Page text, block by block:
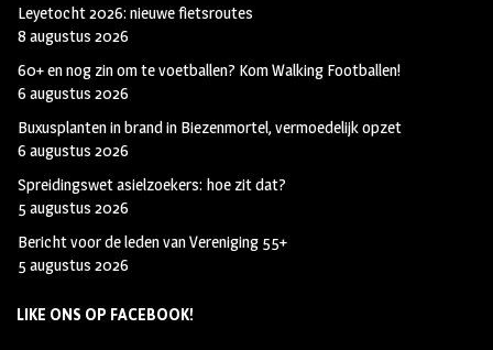
Leyetocht 2026: nieuwe fietsroutes
8 augustus 2026
60+ en nog zin om te voetballen? Kom Walking Footballen!
6 augustus 2026
Buxusplanten in brand in Biezenmortel, vermoedelijk opzet
6 augustus 2026
Spreidingswet asielzoekers: hoe zit dat?
5 augustus 2026
Bericht voor de leden van Vereniging 55+
5 augustus 2026
LIKE ONS OP FACEBOOK!